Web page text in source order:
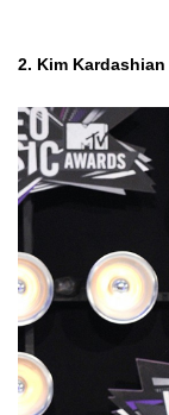
2. Kim Kardashian